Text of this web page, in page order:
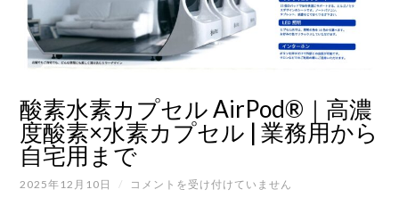
酸素水素カプセル AirPod®｜高濃
度酸素×水素カプセル | 業務用から
自宅用まで
2025年12月10日 /
酸
コメントを受け付けていません